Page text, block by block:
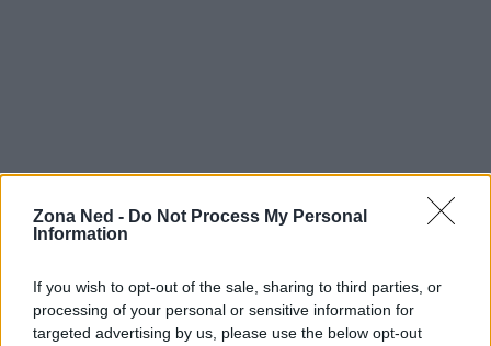
Zona Ned - Do Not Process My Personal
Information
If you wish to opt-out of the sale, sharing to third parties, or
processing of your personal or sensitive information for
targeted advertising by us, please use the below opt-out